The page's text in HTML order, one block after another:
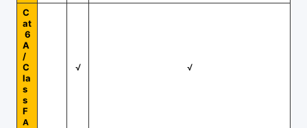
C
at
6
A
/
C
la
s
s
F
A
√ √